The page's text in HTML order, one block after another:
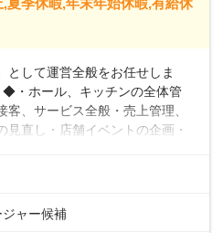
夏季休暇,年末年始休暇,有給休
として運営全般をお任せしま
・ホール、キッチンの全体管
、サービス全般・売上管理、
直し・店舗イベントの企画・
からお任せしますので、徐々
いらーくのレストランでは、
ャー候補